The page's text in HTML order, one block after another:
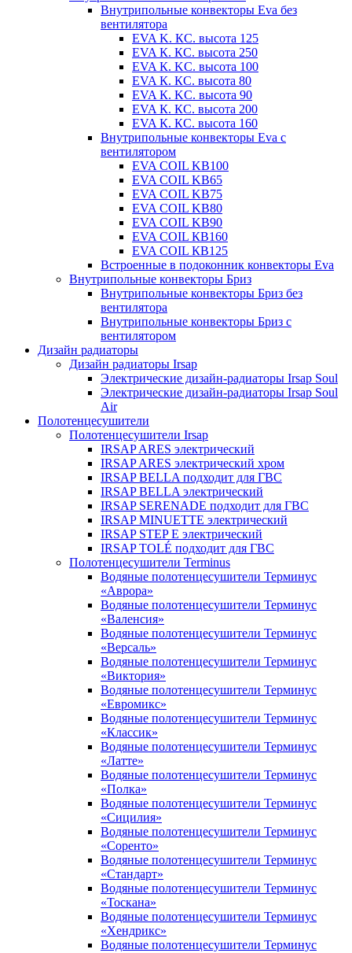
Внутрипольные конвекторы Eva без
вентилятора
EVA K. КС. высота 125
EVA К. КС. высота 250
EVA К. KС. высота 100
EVA К. КС. высота 80
EVA К. KC. высота 90
EVA К. КС. высота 200
EVA К. КС. высота 160
Внутрипольные конвекторы Eva с
вентилятором
EVA COIL KB100
EVA COIL KB65
EVA COIL KB75
EVA COIL KB80
EVA COIL KB90
EVA COIL КВ160
EVA COIL КВ125
Встроенные в подоконник конвекторы Eva
Внутрипольные конвекторы Бриз
Внутрипольные конвекторы Бриз без
вентилятора
Внутрипольные конвекторы Бриз с
вентилятором
Дизайн радиаторы
Дизайн радиаторы Irsap
Электрические дизайн-радиаторы Irsap Soul
Электрические дизайн-радиаторы Irsap Soul
Air
Полотенцесушители
Полотенцесушители Irsap
IRSAP ARES электрический
IRSAP ARES электрический хром
IRSAP BELLA подходит для ГВС
IRSAP BELLA электрический
IRSAP SERENADE подходит для ГВС
IRSAP MINUETTE электрический
IRSAP STEP E электрический
IRSAP TOLÉ подходит для ГВС
Полотенцесушители Terminus
Водяные полотенцесушители Терминус
«Аврора»
Водяные полотенцесушители Терминус
«Валенсия»
Водяные полотенцесушители Терминус
«Версаль»
Водяные полотенцесушители Терминус
«Виктория»
Водяные полотенцесушители Терминус
«Евромикс»
Водяные полотенцесушители Терминус
«Классик»
Водяные полотенцесушители Терминус
«Латте»
Водяные полотенцесушители Терминус
«Полка»
Водяные полотенцесушители Терминус
«Сицилия»
Водяные полотенцесушители Терминус
«Соренто»
Водяные полотенцесушители Терминус
«Стандарт»
Водяные полотенцесушители Терминус
«Тоскана»
Водяные полотенцесушители Терминус
«Хендрикс»
Водяные полотенцесушители Терминус